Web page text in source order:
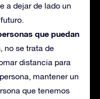
a dejar de lado un
que puedan
, no se trata de
distancia para
mantener un
que tenemos